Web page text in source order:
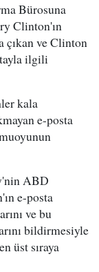
Bürosuna
Clinton'ın
çıkan ve Clinton
ilgili
kala
e-posta
ABD
e-posta
ve bu
bildirmesiyle
üst sıraya